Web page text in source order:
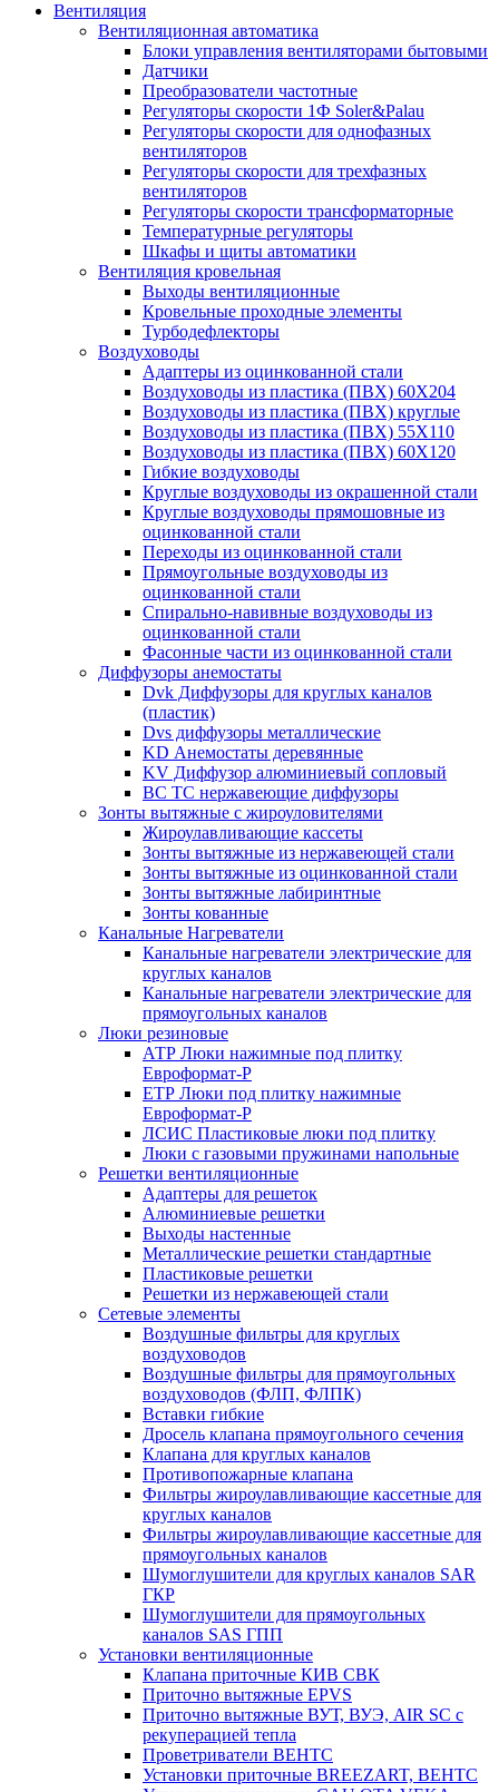
Вентиляция
Вентиляционная автоматика
Блоки управления вентиляторами бытовыми
Датчики
Преобразователи частотные
Регуляторы скорости 1Ф Soler&Palau
Регуляторы скорости для однофазных
вентиляторов
Регуляторы скорости для трехфазных
вентиляторов
Регуляторы скорости трансформаторные
Температурные регуляторы
Шкафы и щиты автоматики
Вентиляция кровельная
Выходы вентиляционные
Кровельные проходные элементы
Турбодефлекторы
Воздуховоды
Адаптеры из оцинкованной стали
Воздуховоды из пластика (ПВХ) 60Х204
Воздуховоды из пластика (ПВХ) круглые
Воздуховоды из пластика (ПВХ) 55Х110
Воздуховоды из пластика (ПВХ) 60Х120
Гибкие воздуховоды
Круглые воздуховоды из окрашенной стали
Круглые воздуховоды прямошовные из
оцинкованной стали
Переходы из оцинкованной стали
Прямоугольные воздуховоды из
оцинкованной стали
Спирально-навивные воздуховоды из
оцинкованной стали
Фасонные части из оцинкованной стали
Диффузоры анемостаты
Dvk Диффузоры для круглых каналов
(пластик)
Dvs диффузоры металлические
KD Анемостаты деревянные
KV Диффузор алюминиевый сопловый
ВС ТС нержавеющие диффузоры
Зонты вытяжные с жироуловителями
Жироулавливающие кассеты
Зонты вытяжные из нержавеющей стали
Зонты вытяжные из оцинкованной стали
Зонты вытяжные лабиринтные
Зонты кованные
Канальные Нагреватели
Канальные нагреватели электрические для
круглых каналов
Канальные нагреватели электрические для
прямоугольных каналов
Люки резиновые
АТР Люки нажимные под плитку
Евроформат-Р
ЕТР Люки под плитку нажимные
Евроформат-Р
ЛСИС Пластиковые люки под плитку
Люки с газовыми пружинами напольные
Решетки вентиляционные
Адаптеры для решеток
Алюминиевые решетки
Выходы настенные
Металлические решетки стандартные
Пластиковые решетки
Решетки из нержавеющей стали
Сетевые элементы
Воздушные фильтры для круглых
воздуховодов
Воздушные фильтры для прямоугольных
воздуховодов (ФЛП, ФЛПК)
Вставки гибкие
Дросель клапана прямоугольного сечения
Клапана для круглых каналов
Противопожарные клапана
Фильтры жироулавливающие кассетные для
круглых каналов
Фильтры жироулавливающие кассетные для
прямоугольных каналов
Шумоглушители для круглых каналов SAR
ГКР
Шумоглушители для прямоугольных
каналов SAS ГПП
Установки вентиляционные
Клапана приточные КИВ СВК
Приточно вытяжные EPVS
Приточно вытяжные ВУТ, ВУЭ, AIR SC с
рекуперацией тепла
Проветриватели ВЕНТС
Установки приточные BREEZART, ВЕНТС